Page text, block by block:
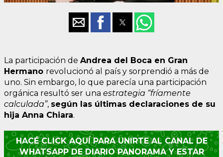
La participación de Andrea del Boca en Gran
Hermano revolucionó al país y sorprendió a más de
uno. Sin embargo, lo que parecía una participación
orgánica resultó ser una estrategia “fríamente
calculada”, según las últimas declaraciones de su
hija Anna Chiara.
HACÉ CLICK AQUÍ PARA UNIRTE AL CANAL DE
WHATSAPP DE DIARIO PANORAMA Y ESTAR